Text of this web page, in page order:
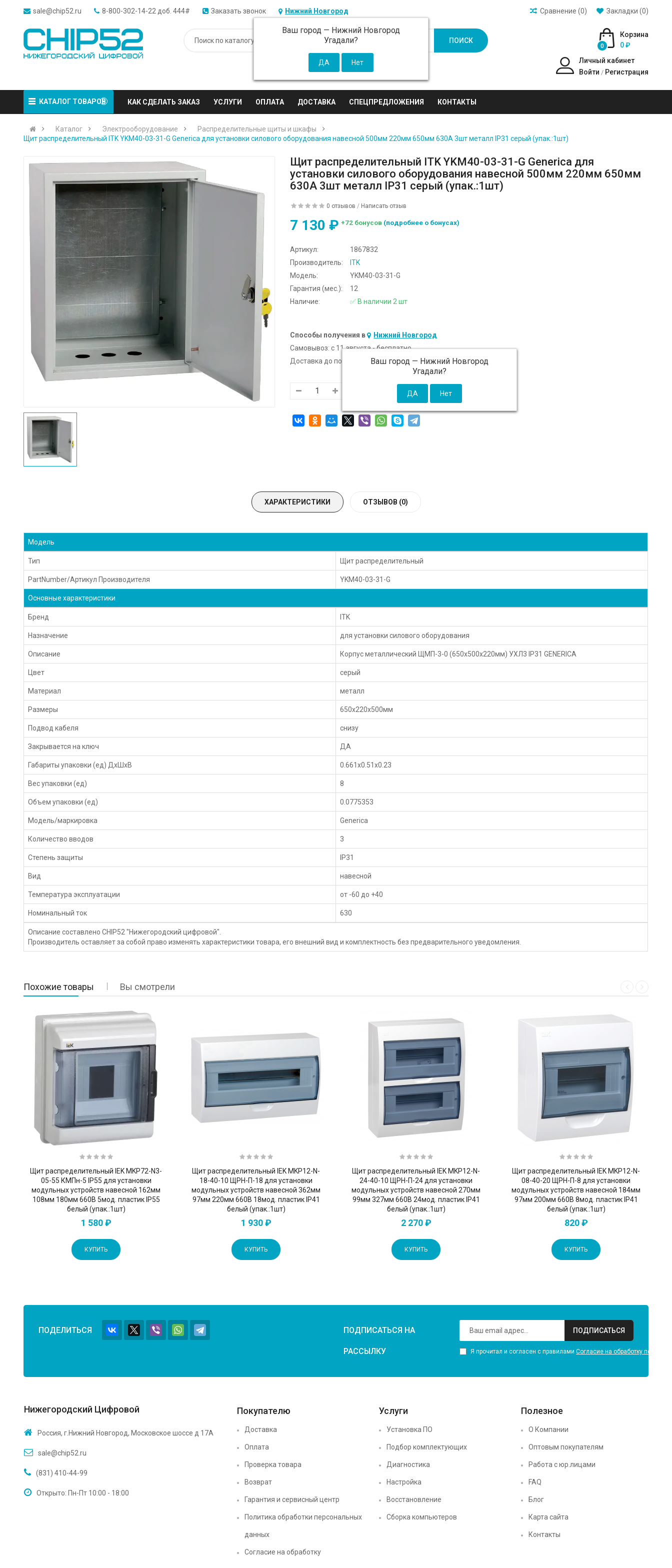
sale@chip52.ru 8-800-302-14-22 доб. 444# Заказать звонок Нижний Новгород
Ваш город — Нижний Новгород
Угадали?
Закладки (0)
Сравнение (0)
ПОИСК
Корзина
0
0 ₽
Личный кабинет
Войти / Регистрация
КАТАЛОГ ТОВАРОВ КАК СДЕЛАТЬ ЗАКАЗ УСЛУГИ ОПЛАТА ДОСТАВКА СПЕЦПРЕДЛОЖЕНИЯ КОНТАКТЫ
Каталог Электрооборудование
Распределительные щиты и шкафы
Щит распределительный ITK YKM40-03-31-G Generica для установки силового оборудования навесной 500мм 220мм 650мм 630A 3шт металл IP31 серый (упак.:1шт)
Щит распределительный ITK YKM40-03-31-G Generica для
установки силового оборудования навесной 500мм 220мм 650мм
630A 3шт металл IP31 серый (упак.:1шт)
0 отзывов / Написать отзыв
7 130 ₽ +72 бонусов (подробнее о бонусах)
Артикул:
1867832
Производитель:
ITK
Модель:
YKM40-03-31-G
Гарантия (мес.):
12
Наличие:
✅ В наличии 2 шт
Способы получения в Нижний Новгород
Ваш город — Нижний Новгород
Угадали?
Самовывоз: c 11 августа - бесплатно
Доставка до подъезда:
c 11 августа - 300 ₽ (от 5 000 ₽ бесплатно)
ХАРАКТЕРИСТИКИ ОТЗЫВОВ (0)
Модель
Тип Щит распределительный
PartNumber/Артикул Производителя YKM40-03-31-G
Основные характеристики
Бренд ITK
Назначение для установки силового оборудования
Описание Корпус металлический ЩМП-3-0 (650х500х220мм) УХЛ3 IP31 GENERICA
Цвет серый
Материал металл
Размеры 650x220x500мм
Подвод кабеля cнизу
Закрывается на ключ ДА
Габариты упаковки (ед) ДхШхВ 0.661x0.51x0.23
Вес упаковки (ед) 8
Объем упаковки (ед) 0.0775353
Модель/маркировка Generica
Количество вводов 3
Степень защиты IP31
Вид навесной
Температура эксплуатации от -60 до +40
Номинальный ток 630
Описание составлено CHIP52 "Нижегородский цифровой".
Производитель оставляет за собой право изменять характеристики товара, его внешний вид и комплектность без предварительного уведомления.
Похожие товары Вы смотрели
Щит распределительный IEK MKP72-N3-
05-55 КМПн-5 IP55 для установки
модульных устройств навесной 162мм
108мм 180мм 660B 5мод. пластик IP55
белый (упак.:1шт)
1 580 ₽
КУПИТЬ
Щит распределительный IEK MKP12-N-
18-40-10 ЩРН-П-18 для установки
модульных устройств навесной 362мм
97мм 220мм 660B 18мод. пластик IP41
белый (упак.:1шт)
1 930 ₽
КУПИТЬ
Щит распределительный IEK MKP12-N-
24-40-10 ЩРН-П-24 для установки
модульных устройств навесной 270мм
99мм 327мм 660B 24мод. пластик IP41
белый (упак.:1шт)
2 270 ₽
КУПИТЬ
Щит распределительный IEK MKP12-N-
08-40-20 ЩРН-П-8 для установки
модульных устройств навесной 184мм
97мм 200мм 660B 8мод. пластик IP41
белый (упак.:1шт)
820 ₽
КУПИТЬ
ПОДЕЛИТЬСЯ ПОДПИСАТЬСЯ НА
РАССЫЛКУ
ПОДПИСАТЬСЯ
Я прочитал и согласен с правилами Согласие на обработку
Нижегородский Цифровой
Россия, г.Нижний Новгород, Московское шоссе д 17А
sale@chip52.ru
(831) 410-44-99
Открыто: Пн-Пт 10:00 - 18:00
Покупателю
Доставка
Оплата
Проверка товара
Возврат
Гарантия и сервисный центр
Политика обработки персональных
данных
Согласие на обработку
Услуги
Установка ПО
Подбор комплектующих
Диагностика
Настройка
Восстановление
Сборка компьютеров
Полезное
О Компании
Оптовым покупателям
Работа с юр.лицами
FAQ
Блог
Карта сайта
Контакты